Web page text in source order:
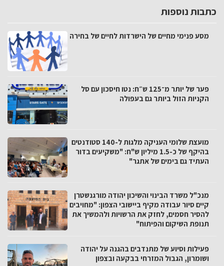
כתבות נוספות
מסע פנימי מחיים של הישרדות לחיים של בחירה
פער של יותר מ־125 ש״ח: נטו חיסכון עם סל
הקניות הזול ביותר גם בעפולה
מועצת שלומי העניקה מלגות ל-140 סטודנטים
בהיקף של כ-1.5 מיליון ש"ח: "משקיעים בדור
העתיד גם בימים של אתגר"
מנכ"ל משרד הבינוי והשיכון יהודה מורגנשטרן
קיים סיור עבודה מקיף ביישובי הצפון: "מחויבים
להסיר חסמים, לחזק את הרשויות ולהמשיך את
תנופת השיקום והפיתוח"
פעילות וסיוע של מתנדבים בהגנה על יהודה
ושומרון, הגבול המזרחי בבקעה ובצפון